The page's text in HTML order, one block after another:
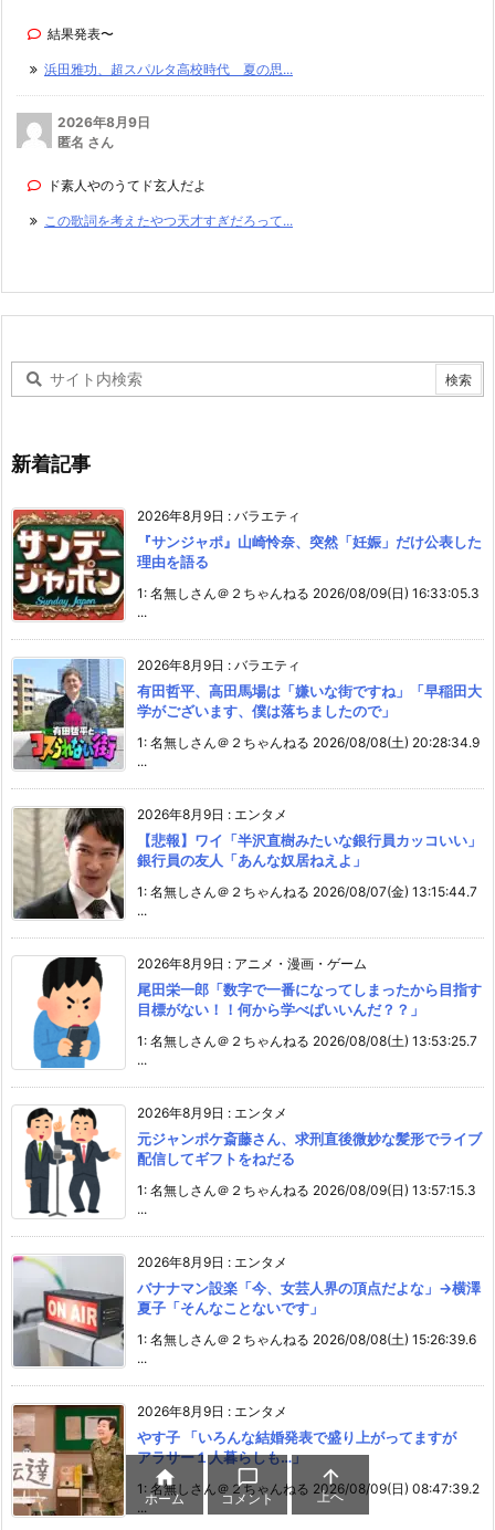
結果発表〜
浜田雅功、超スパルタ高校時代 夏の思...
2026年8月9日
匿名 さん
ド素人やのうてド玄人だよ
この歌詞を考えたやつ天才すぎだろって...
新着記事
2026年8月9日 : バラエティ
『サンジャポ』山崎怜奈、突然「妊娠」だけ公表した
理由を語る
1: 名無しさん＠２ちゃんねる 2026/08/09(日) 16:33:05.3
...
2026年8月9日 : バラエティ
有田哲平、高田馬場は「嫌いな街ですね」「早稲田大
学がございます、僕は落ちましたので」
1: 名無しさん＠２ちゃんねる 2026/08/08(土) 20:28:34.9
...
2026年8月9日 : エンタメ
【悲報】ワイ「半沢直樹みたいな銀行員カッコいい」
銀行員の友人「あんな奴居ねえよ」
1: 名無しさん＠２ちゃんねる 2026/08/07(金) 13:15:44.7
...
2026年8月9日 : アニメ・漫画・ゲーム
尾田栄一郎「数字で一番になってしまったから目指す
目標がない！！何から学べばいいんだ？？」
1: 名無しさん＠２ちゃんねる 2026/08/08(土) 13:53:25.7
...
2026年8月9日 : エンタメ
元ジャンポケ斎藤さん、求刑直後微妙な髪形でライブ
配信してギフトをねだる
1: 名無しさん＠２ちゃんねる 2026/08/09(日) 13:57:15.3
...
2026年8月9日 : エンタメ
バナナマン設楽「今、女芸人界の頂点だよな」→横澤
夏子「そんなことないです」
1: 名無しさん＠２ちゃんねる 2026/08/08(土) 15:26:39.6
...
2026年8月9日 : エンタメ
やす子 「いろんな結婚発表で盛り上がってますが
アラサー１人暮らしも…」
1: 名無しさん＠２ちゃんねる 2026/08/09(日) 08:47:39.2
...

ホーム

コメント

上へ